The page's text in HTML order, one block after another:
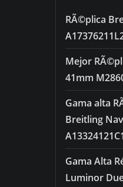
RÃ©plica
Mejor
41mm
Gama alta
Breitling
Gama Alta
Luminor